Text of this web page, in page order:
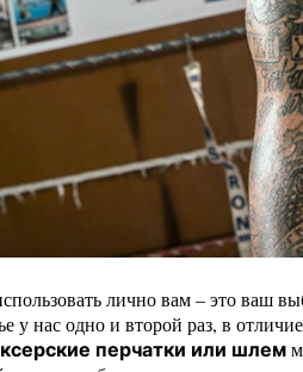
лично вам – это ваш
у нас одно и второй раз, в
перчатки или шлем